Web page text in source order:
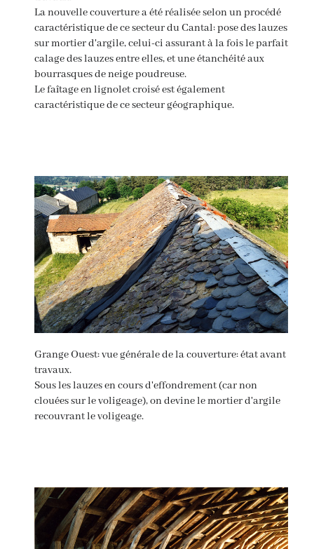
La nouvelle couverture a été réalisée selon un procédé
caractéristique de ce secteur du Cantal: pose des lauzes
sur mortier d'argile, celui-ci assurant à la fois le parfait
calage des lauzes entre elles, et une étanchéité aux
bourrasques de neige poudreuse.
Le faîtage en lignolet croisé est également
caractéristique de ce secteur géographique.
Grange Ouest: vue générale de la couverture: état avant
travaux.
Sous les lauzes en cours d'effondrement (car non
clouées sur le voligeage), on devine le mortier d'argile
recouvrant le voligeage.